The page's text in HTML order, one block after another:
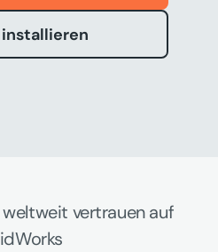
installieren
vertrauen auf